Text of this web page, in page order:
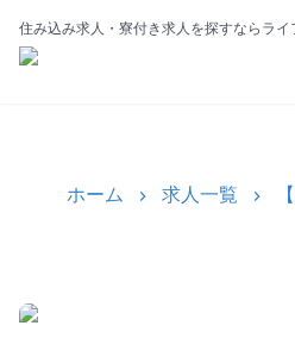
住み込み求人・寮付き求人を探すならライ
ホーム 求人一覧